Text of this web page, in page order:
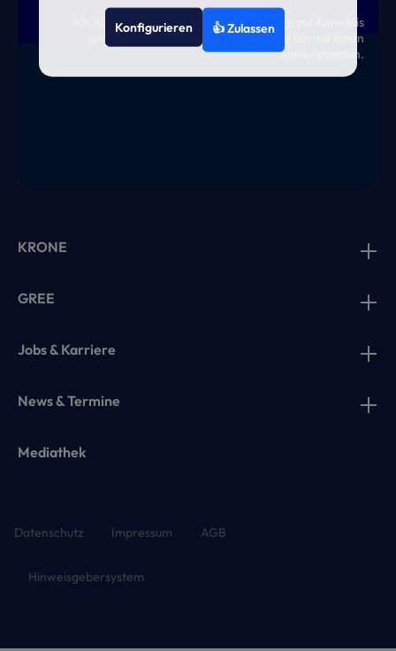
Ich habe dieDatenschutzbestimmungen
zur Kenntnis
genommen und die
AGBgelesen und bin mit ihnen
einverstanden.
KRONE
GREE
Jobs & Karriere
News & Termine
Mediathek
Datenschutz Impressum AGB
Hinweisgebersystem
Konfigurieren 👍 Zulassen